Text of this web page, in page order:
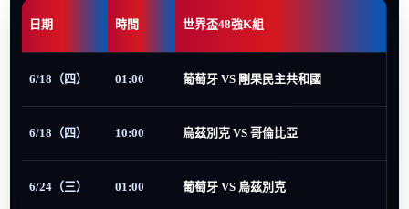
日期 時間 世界盃48強K組
6/18（四） 01:00 葡萄牙 VS 剛果民主共和國
6/18（四） 10:00 烏茲別克 VS 哥倫比亞
6/24（三） 01:00 葡萄牙 VS 烏茲別克